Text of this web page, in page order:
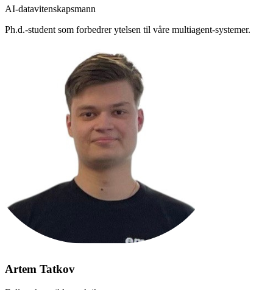
AI-datavitenskapsmann
Ph.d.-student som forbedrer ytelsen til våre multiagent-systemer.
Artem Tatkov